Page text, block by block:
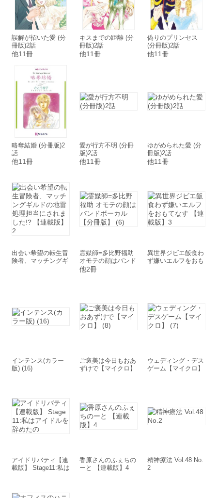
誤解が招いた愛 (分
冊版)2話
他11冊
キスまでの距離 (分
冊版)2話
他11冊
偽りのプリンセス
(分冊版)2話
他11冊
略奪結婚 (分冊版)2
話
他11冊
愛が行方不明 (分冊
版)2話
他11冊
ゆがめられた愛 (分
冊版)2話
他11冊
出会い希望の転生冒
険者、マッチングギ
霊媒師=多比野福助
オモテの顔はバンド
ボーカル【分冊版】
他2冊
異世界ジビエ飯食わ
ず嫌いエルフをおも
インテンス(カラー
版) (16)
ご褒美は今日もおあ
ずけで【マイクロ】
ウェディング・デス
ゲーム【マイクロ】
アイドリバティ【連
載版】 Stage11:私は
香原さんのふぇちの
ーと 【連載版】4
精神療法 Vol.48 No.
2